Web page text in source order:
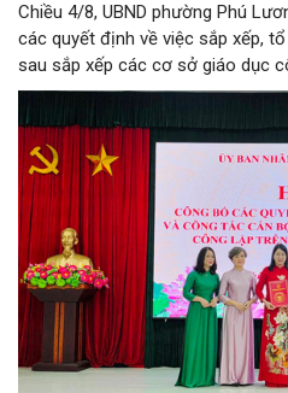
Chiều 4/8, UBND phường Phú
các quyết định về việc sắp xếp,
sau sắp xếp các cơ sở giáo dục